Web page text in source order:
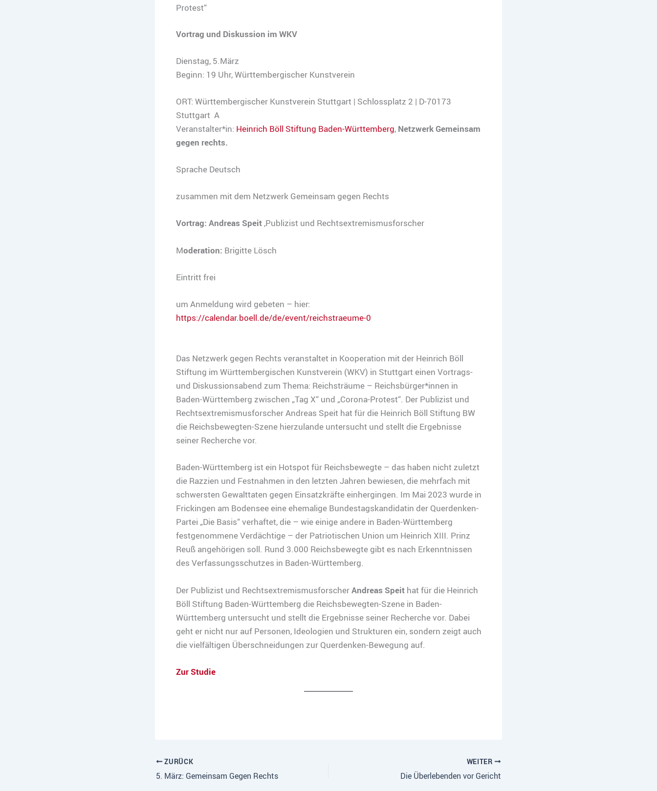
Protest“
Vortrag und Diskussion im WKV
Dienstag, 5.März
Beginn: 19 Uhr, Württembergischer Kunstverein
ORT: Württembergischer Kunstverein Stuttgart | Schlossplatz 2 | D-70173
Stuttgart A
Veranstalter*in: Heinrich Böll Stiftung Baden-Württemberg, Netzwerk Gemeinsam
gegen rechts.
Sprache Deutsch
zusammen mit dem Netzwerk Gemeinsam gegen Rechts
Vortrag: Andreas Speit ,Publizist und Rechtsextremismusforscher
Moderation: Brigitte Lösch
Eintritt frei
um Anmeldung wird gebeten – hier:
https://calendar.boell.de/de/event/reichstraeume-0
Das Netzwerk gegen Rechts veranstaltet in Kooperation mit der Heinrich Böll
Stiftung im Württembergischen Kunstverein (WKV) in Stuttgart einen Vortrags-
und Diskussionsabend zum Thema: Reichsträume – Reichsbürger*innen in
Baden-Württemberg zwischen „Tag X“ und „Corona-Protest“. Der Publizist und
Rechtsextremismusforscher Andreas Speit hat für die Heinrich Böll Stiftung BW
die Reichsbewegten-Szene hierzulande untersucht und stellt die Ergebnisse
seiner Recherche vor.
Baden-Württemberg ist ein Hotspot für Reichsbewegte – das haben nicht zuletzt
die Razzien und Festnahmen in den letzten Jahren bewiesen, die mehrfach mit
schwersten Gewalttaten gegen Einsatzkräfte einhergingen. Im Mai 2023 wurde in
Frickingen am Bodensee eine ehemalige Bundestagskandidatin der Querdenken-
Partei „Die Basis“ verhaftet, die – wie einige andere in Baden-Württemberg
festgenommene Verdächtige – der Patriotischen Union um Heinrich XIII. Prinz
Reuß angehörigen soll. Rund 3.000 Reichsbewegte gibt es nach Erkenntnissen
des Verfassungsschutzes in Baden-Württemberg.
Der Publizist und RechtsextremismusforscherAndreas Speithat für die Heinrich
Böll Stiftung Baden-Württemberg die Reichsbewegten-Szene in Baden-
Württemberg untersucht und stellt die Ergebnisse seiner Recherche vor. Dabei
geht er nicht nur auf Personen, Ideologien und Strukturen ein, sondern zeigt auch
die vielfältigen Überschneidungen zur Querdenken-Bewegung auf.
Zur Studie
ZURÜCK
5. März: Gemeinsam Gegen Rechts
WEITER
Die Überlebenden vor Gericht